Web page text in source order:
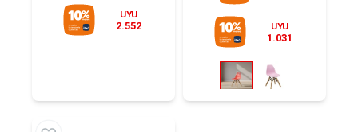
UYU
2.552 UYU
1.031